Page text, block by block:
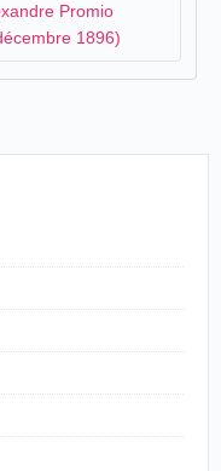
Promio
1896)
pour organiser
du